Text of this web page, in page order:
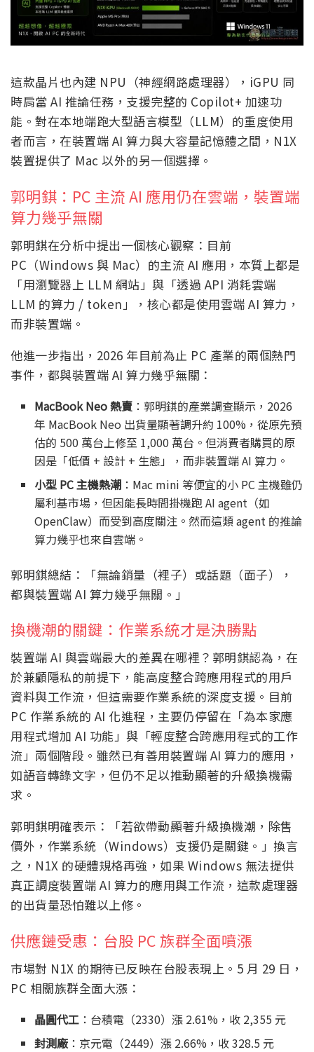
這款晶片也內建 NPU（神經網路處理器），iGPU 同
時肩當 AI 推論任務，支援完整的 Copilot+ 加速功
能。對在本地端跑大型語言模型（LLM）的重度使用
者而言，在裝置端 AI 算力與大容量記憶體之間，N1X
裝置提供了 Mac 以外的另一個選擇。
郭明錤：PC 主流 AI 應用仍在雲端，裝置端
算力幾乎無關
郭明錤在分析中提出一個核心觀察：目前
PC（Windows 與 Mac）的主流 AI 應用，本質上都是
「用瀏覽器上 LLM 網站」與「透過 API 消耗雲端
LLM 的算力 / token」，核心都是使用雲端 AI 算力，
而非裝置端。
他進一步指出，2026 年目前為止 PC 產業的兩個熱門
事件，都與裝置端 AI 算力幾乎無關：
MacBook Neo 熱賣 ：郭明錤的產業調查顯示，2026
年 MacBook Neo 出貨量顯著調升約 100%，從原先預
估的 500 萬台上修至 1,000 萬台。但消費者購買的原
因是「低價 + 設計 + 生態」，而非裝置端 AI 算力。
小型 PC 主機熱潮 ：Mac mini 等便宜的小 PC 主機雖仍
屬利基市場，但因能長時間掛機跑 AI agent（如
OpenClaw）而受到高度關注。然而這類 agent 的推論
算力幾乎也來自雲端。
郭明錤總結：「無論銷量（裡子）或話題（面子），
都與裝置端 AI 算力幾乎無關。」
換機潮的關鍵：作業系統才是決勝點
裝置端 AI 與雲端最大的差異在哪裡？郭明錤認為，在
於兼顧隱私的前提下，能高度整合跨應用程式的用戶
資料與工作流，但這需要作業系統的深度支援。目前
PC 作業系統的 AI 化進程，主要仍停留在「為本家應
用程式增加 AI 功能」與「輕度整合跨應用程式的工作
流」兩個階段。雖然已有善用裝置端 AI 算力的應用，
如語音轉錄文字，但仍不足以推動顯著的升級換機需
求。
郭明錤明確表示：「若欲帶動顯著升級換機潮，除售
價外，作業系統（Windows）支援仍是關鍵。」換言
之，N1X 的硬體規格再強，如果 Windows 無法提供
真正調度裝置端 AI 算力的應用與工作流，這款處理器
的出貨量恐怕難以上修。
供應鏈受惠：台股 PC 族群全面噴漲
市場對 N1X 的期待已反映在台股表現上。5 月 29 日，
PC 相關族群全面大漲：
晶圓代工 ：台積電（2330）漲 2.61%，收 2,355 元
封測廠 ：京元電（2449）漲 2.66%，收 328.5 元